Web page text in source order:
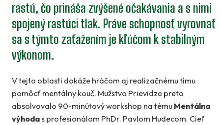
rastú, čo prináša zvýšené očakávania a s nimi
spojený rastúci tlak. Práve schopnosť vyrovnať
sa s týmto zaťažením je kľúčom k stabilným
výkonom.
V tejto oblasti dokáže hráčom aj realizačnému tímu
pomôcť mentálny kouč. Mužstvo Prievidze preto
absolvovalo 90-minútový workshop na tému Mentálna
výhodas profesionálom PhDr. Pavlom Hudecom. Cieľ